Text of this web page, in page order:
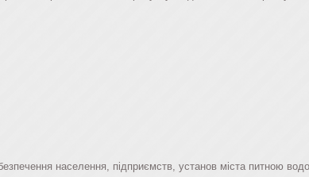
населення, підприємств, установ міста питною